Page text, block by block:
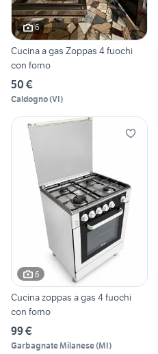
6
Cucina a gas Zoppas 4 fuochi
con forno
50 €
Caldogno(VI)
6
Cucina zoppas a gas 4 fuochi
con forno
99 €
Garbagnate Milanese(MI)